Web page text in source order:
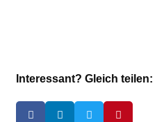
Interessant? Gleich teilen: